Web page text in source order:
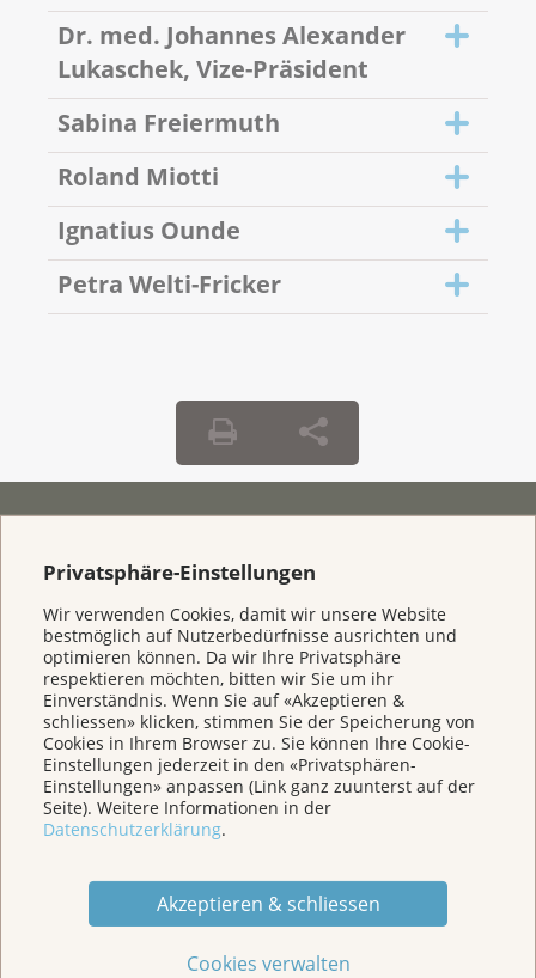
Privatsphäre-Einstellungen
Wir verwenden Cookies, damit wir unsere Website
bestmöglich auf Nutzerbedürfnisse ausrichten und
optimieren können. Da wir Ihre Privatsphäre
respektieren möchten, bitten wir Sie um ihr
Einverständnis. Wenn Sie auf «Akzeptieren &
schliessen» klicken, stimmen Sie der Speicherung von
Cookies in Ihrem Browser zu. Sie können Ihre Cookie-
Einstellungen jederzeit in den «Privatsphären-
Einstellungen» anpassen (Link ganz zuunterst auf der
Seite). Weitere Informationen in der
Datenschutzerklärung.
Akzeptieren & schliessen
Cookies verwalten
Mittelland, Kantonsspital Aarau
Dr. med. Johannes Alexander
Lukaschek, Vize-Präsident
FMH Innere Medizin und Medizinische Onkologie
Sabina Freiermuth
Grossrätin Kanton Aargau
Roland Miotti
Rechtsanwalt
Ignatius Ounde
Pflegefachmann, Experte Onkologiepflege
Petra Welti-Fricker
Wir sind für Sie da
Kasernenstrasse 25
Postfach 3225
5001 Aarau
Tel. 062 834 75 75
admin@krebsliga-aargau.ch
Privatsphäre-Einstellungen
Haftungsausschluss